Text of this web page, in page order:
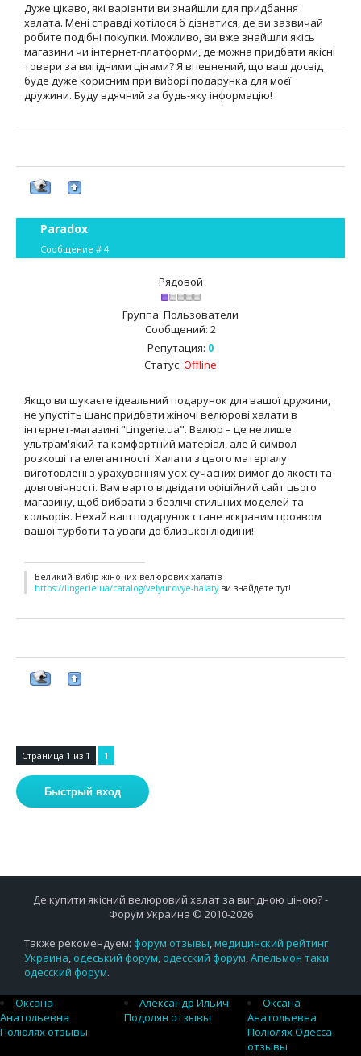
Дуже цікаво, які варіанти ви знайшли для придбання
халата. Мені справді хотілося б дізнатися, де ви зазвичай
робите подібні покупки. Можливо, ви вже знайшли якісь
магазини чи інтернет-платформи, де можна придбати якісні
товари за вигідними цінами? Я впевнений, що ваш досвід
буде дуже корисним при виборі подарунка для моєї
дружини. Буду вдячний за будь-яку інформацію!
Paradox
Сообщение # 4
Рядовой
Группа: Пользователи
Сообщений: 2
Репутация: 0
Статус: Offline
Якщо ви шукаєте ідеальний подарунок для вашої дружини,
не упустіть шанс придбати жіночі велюрові халати в
інтернет-магазині "Lingerie.ua". Велюр – це не лише
ультрам'який та комфортний матеріал, але й символ
розкоші та елегантності. Халати з цього матеріалу
виготовлені з урахуванням усіх сучасних вимог до якості та
довговічності. Вам варто відвідати офіційний сайт цього
магазину, щоб вибрати з безлічі стильних моделей та
кольорів. Нехай ваш подарунок стане яскравим проявом
вашої турботи та уваги до близької людини!
Великий вибір жіночих велюрових халатів
https://lingerie.ua/catalog/velyurovye-halatyви знайдете тут!
Страница 1 из 1 1
Де купити якісний велюровий халат за вигідною ціною? -
Форум Украина © 2010-2026
Также рекомендуем: форум отзывы,медицинский рейтинг
Украина, одеський форум, одесский форум,Апельмон таки
одесский форум.
Оксана
Анатольевна
Полюлях отзывы
Александр Ильич
Подолян отзывы
Оксана
Анатольевна
Полюлях Одесса
отзывы